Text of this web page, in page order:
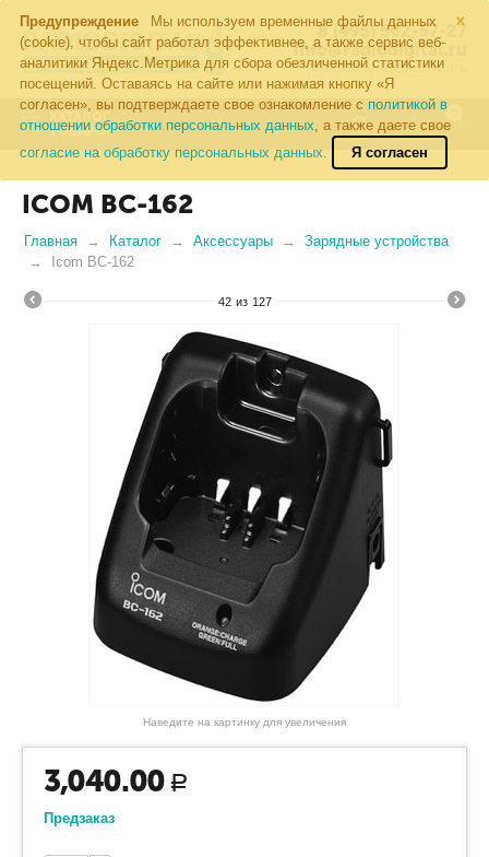
×
Предупреждение
Мы используем временные файлы данных
(cookie), чтобы сайт работал эффективнее, а также сервис веб-
аналитики Яндекс.Метрика для сбора обезличенной статистики
посещений. Оставаясь на сайте или нажимая кнопку «Я
согласен», вы подтверждаете свое ознакомление с политикой в
отношении обработки персональных данных, а также даете свое
согласие на обработку персональных данных.
Я согласен
8 (495) 502-57-27
info@radiodigital.ru
Контакты Перезвонить
КАТАЛОГ
ТОВАРОВ
ICOM BC-162
Главная Каталог Аксессуары
Зарядные устройства
Icom BC-162
42 из 127
Наведите на картинку для увеличения
3,040.00 Р
Предзаказ